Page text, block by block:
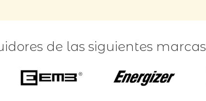
de las siguientes marcas